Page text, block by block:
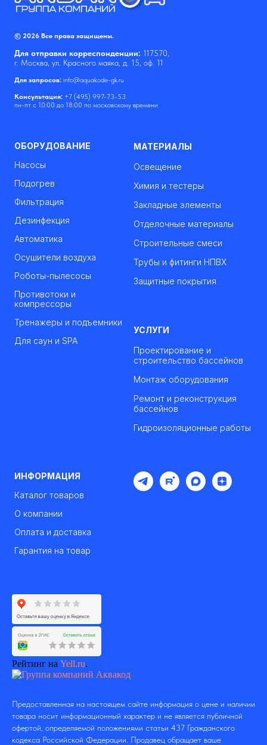
© 2026 Все права защищены.
Для отправки корреспонденции: 117570,
г. Москва, ул. Красного маяка, д. 15, оф. 11
Для запросов: info@aquakode-gk.ru
Консультация: +7 (495) 997-73-53
пн-пт с 10:00 до 18:00 по московскому времени
ОБОРУДОВАНИЕ
Насосы
Подогрев
Фильтрация
Дезинфекция
Автоматика
Осушители воздуха
Роботы-пылесосы
Противотоки и
компрессоры
Тренажеры и подъемники
Для саун и SPA
МАТЕРИАЛЫ
Освещение
Химия и тестеры
Закладные элементы
Отделочные материалы
Строительные смеси
Трубы и фитинги НПВХ
Защитные покрытия
УСЛУГИ
Проектирование и
строительство бассейнов
Монтаж оборудования
Ремонт и реконструкция
бассейнов
Гидроизоляционные работы
ИНФОРМАЦИЯ
Каталог товаров
О компании
Оплата и доставка
Гарантия на товар
Рейтинг на Yell.ru.
Предоставленная на настоящем сайте информация о цене и наличии
товара носит информационный характер и не является публичной
офертой, определяемой положениями статьи 437 Гражданского
кодекса Российской Федерации. Продавец обращает ваше